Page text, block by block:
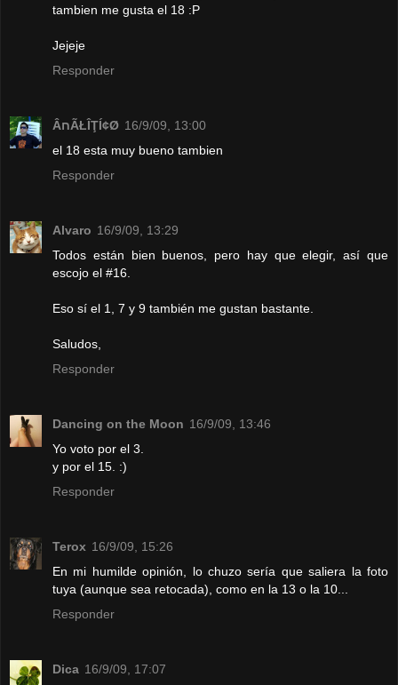
tambien me gusta el 18 :P
Jejeje
Responder
ÂחÃŁÎŢÍ¢Ø 16/9/09, 13:00
el 18 esta muy bueno tambien
Responder
Alvaro 16/9/09, 13:29
Todos están bien buenos, pero hay que elegir, así que
escojo el #16.
Eso sí el 1, 7 y 9 también me gustan bastante.
Saludos,
Responder
Dancing on the Moon 16/9/09, 13:46
Yo voto por el 3.
y por el 15. :)
Responder
Terox 16/9/09, 15:26
En mi humilde opinión, lo chuzo sería que saliera la foto
tuya (aunque sea retocada), como en la 13 o la 10...
Responder
Dica 16/9/09, 17:07